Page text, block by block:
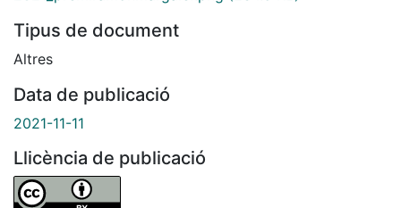
Tipus de document
Altres
Data de publicació
2021-11-11
Llicència de publicació